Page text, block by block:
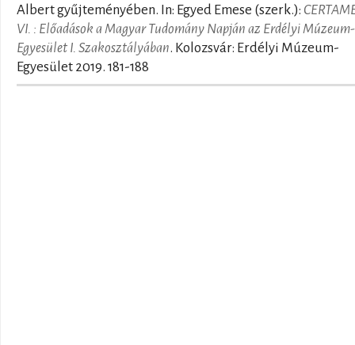
Albert gyűjteményében. In: Egyed Emese (szerk.):
VI. : Előadások a Magyar Tudomány Napján az Erdélyi Múzeum-
Egyesület I. Szakosztályában. Kolozsvár: Erdélyi Múzeum-
Egyesület 2019. 181-188